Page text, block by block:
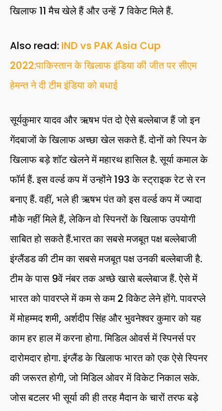
खिलाफ 11 मैच खेले हैं और उन्हें 7 विकेट मिले हैं.
Also read: IND vs PAK Asia Cup
2022:पाकिस्तान के खिलाफ इंडिया की जीत पर सीएम
हेमन्त ने दी टीम इंडिया को बधाई
सूर्यकुमार यादव और ऋषभ पंत दो ऐसे बल्लेबाज हैं जो इन
गेंदबाजों के खिलाफ अच्छा खेल सकते हैं. दोनों को स्पिन के
खिलाफ बड़े शॉट खेलने में महारथ हासिल है. सूर्या कमाल के
फॉर्म हैं. इस वर्ल्ड कप में उन्होंने 193 के स्ट्राइक रेट से रन
बनाए हैं. वहीं, भले ही ऋषभ पंत को इस वर्ल्ड कप में ज्यादा
मौके नहीं मिले हैं, लेकिन वो स्पिनरों के खिलाफ उपयोगी
साबित हो सकते हैं.भारत का सबसे मजबूत पक्ष बल्लेबाजी
इंग्लैंडड की टीम का सबसे मजबूत पक्ष उनकी बल्लेबाजी है.
टीम के पास 9वें नंबर तक अच्छे खासे बल्लेबाज हैं. ऐसे में
भारत को पावरप्ले में कम से कम 2 विकेट लेने होंगे. पावरप्ले
में मोहम्मद शमी, अर्शदीप सिंह और भुवनेश्वर कुमार को यह
काम हर हाल में करना होगा. मिडिल ओवर्स में स्पिनर्स पर
दारोमदार होगा. इंग्लैंड के खिलाफ भारत को एक ऐसे स्पिनर
की जरूरत होगी, जो मिडिल ओवर में विकेट निकाल सके.
जोस बटलर भी सूर्या की ही तरह मैदान के चारों तरफ बड़े